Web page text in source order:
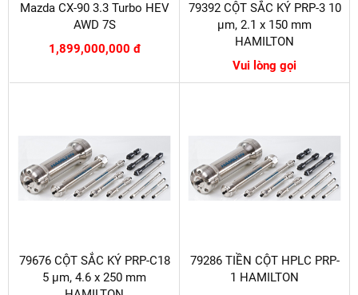
Mazda CX-90 3.3 Turbo HEV
AWD 7S
1,899,000,000 đ
79392 CỘT SẮC KÝ PRP-3 10
µm, 2.1 x 150 mm
HAMILTON
Vui lòng gọi
79676 CỘT SẮC KÝ PRP-C18
5 µm, 4.6 x 250 mm
79286 TIỀN CỘT HPLC PRP-
1 HAMILTON